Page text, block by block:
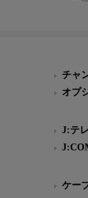
チャ
オプ
J:テレ
ケー